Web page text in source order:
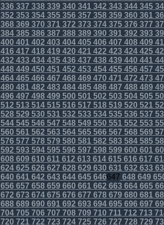
336337 338339340341342 343344345
352 353354355356357 358359360361
368369370371372 373374375376377
384385386387 388389390391392 393
400401402 403404405406407 408409
416417 418419420421422 423424425
432 433434435436437 438439440441
448449450451452 453454455456457
464465466467 468469470471472 473
480481482 483484485486487 488489
496497 498499500501502 503504505
512 513514515516517 518519520521
528529530531532 533534535536537
544545546547 548549550551552 553
560561562 563564565566567 568569
576577 578579580581582 583584585
592 593594595596597 598599600601
608609610611612 613614615616617
624625626627 628629630631632 633
640641642 643644645646647 648649
656657 658659660661662 663664665
672 673674675676677 678679680681
688689690691692 693694695696697
704705706707 708709710711712 713
720721722 723724725726727 728729